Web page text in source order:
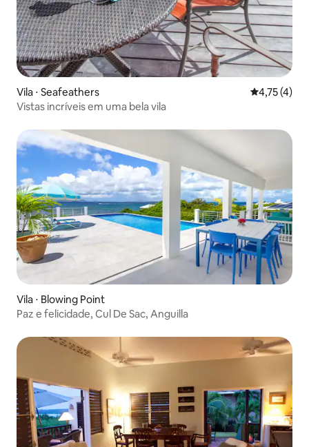
Vila ⋅ Seafeathers 4,75 de
4,75 (4)
Vistas incríveis em uma bela vila
Vila ⋅ Blowing Point
Paz e felicidade, Cul De Sac, Anguilla